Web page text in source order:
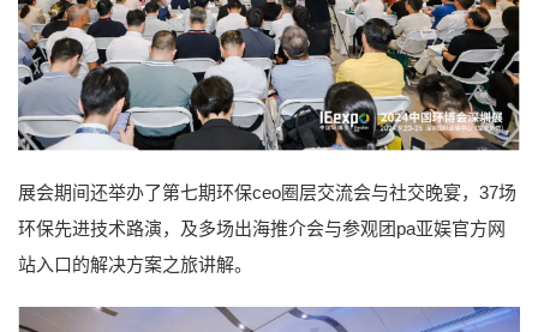
展会期间还举办了第七期环保ceo圈层交流会与社交晚宴，37场
环保先进技术路演，及多场出海推介会与参观团pa亚娱官方网
站入口的解决方案之旅讲解。